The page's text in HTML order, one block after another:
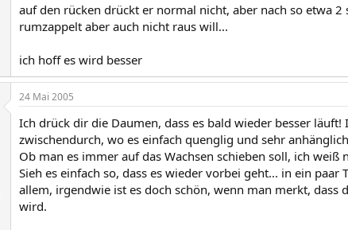
auf den rücken drückt er normal nicht, aber nach so etwa
rumzappelt aber auch nicht raus will...
ich hoff es wird besser
24 Mai 2005
Ich drück dir die Daumen, dass es bald wieder besser
zwischendurch, wo es einfach quenglig und sehr
Ob man es immer auf das Wachsen schieben soll, ich weiß
Sieh es einfach so, dass es wieder vorbei geht... in ein
allem, irgendwie ist es doch schön, wenn man merkt,
wird.